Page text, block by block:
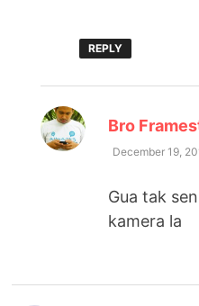
REPLY
Bro
December 19,
Gua tak
kamera la